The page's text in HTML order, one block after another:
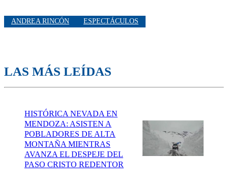
ANDREA RINCÓN ESPECTÁCULOS
LAS MÁS LEÍDAS
HISTÓRICA NEVADA EN
MENDOZA: ASISTEN A
POBLADORES DE ALTA
MONTAÑA MIENTRAS
AVANZA EL DESPEJE DEL
PASO CRISTO REDENTOR